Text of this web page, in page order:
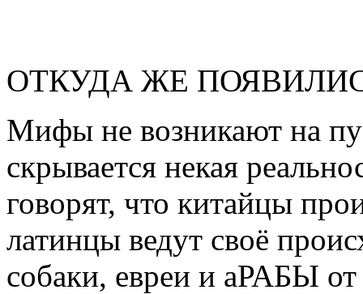
ОТКУДА ЖЕ
Мифы не возникают на
скрывается некая
говорят, что китайцы
латинцы ведут своё
собаки, евреи и аРАБЫ